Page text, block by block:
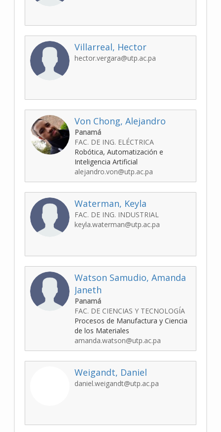
Villarreal, Hector
hector.vergara@utp.ac.pa
Von Chong, Alejandro
Panamá
FAC. DE ING. ELÉCTRICA
Robótica, Automatización e
Inteligencia Artificial
alejandro.von@utp.ac.pa
Waterman, Keyla
FAC. DE ING. INDUSTRIAL
keyla.waterman@utp.ac.pa
Watson Samudio, Amanda
Janeth
Panamá
FAC. DE CIENCIAS Y TECNOLOGÍA
Procesos de Manufactura y Ciencia
de los Materiales
amanda.watson@utp.ac.pa
Weigandt, Daniel
daniel.weigandt@utp.ac.pa